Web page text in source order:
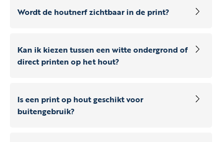
Wordt de houtnerf zichtbaar in de print?
Kan ik kiezen tussen een witte ondergrond of
direct printen op het hout?
Is een print op hout geschikt voor
buitengebruik?